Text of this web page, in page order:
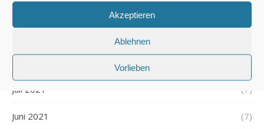
Akzeptieren
Ablehnen
Vorlieben
Oktober 2021 (6)
Juli 2021 (7)
Juni 2021 (7)